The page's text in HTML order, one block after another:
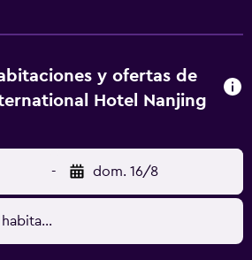
habitaciones también incluyen
y cortinas opacas. Se ofrece
hotel incluyen sauna y gimnasio.
y ofertas de
Hotel Nanjing
- dom. 16/8